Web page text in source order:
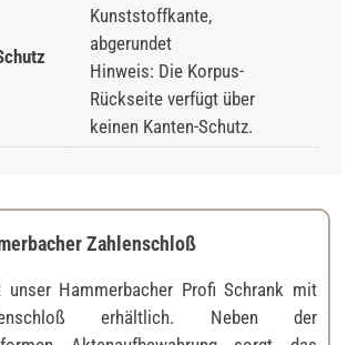
Kunststoffkante,
abgerundet
Hinweis: Die Korpus-
Rückseite verfügt über
keinen Kanten-Schutz.
Zahlenschloß
Hammerbacher Profi Schrank mit
erhältlich. Neben der